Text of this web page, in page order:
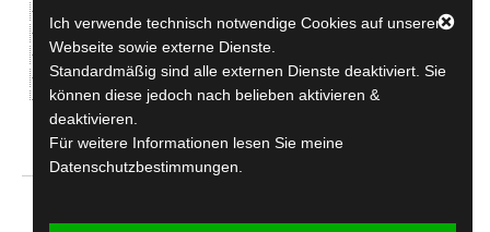
News
Kontakt + GB
Datenschutzerklärung
Impressum
travel-addicted since 1990
Ich verwende technisch notwendige Cookies auf unserer
Webseite sowie externe Dienste.
Standardmäßig sind alle externen Dienste deaktiviert. Sie
können diese jedoch nach belieben aktivieren &
deaktivieren.
Für weitere Informationen lesen Sie meine
Datenschutzbestimmungen.